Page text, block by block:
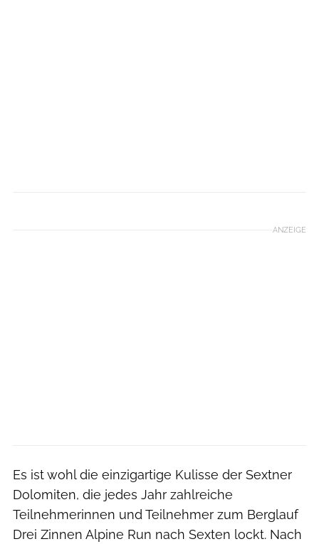
ANZEIGE
Es ist wohl die einzigartige Kulisse der Sextner
Dolomiten, die jedes Jahr zahlreiche
Teilnehmerinnen und Teilnehmer zum Berglauf
Drei Zinnen Alpine Run nach Sexten lockt. Nach